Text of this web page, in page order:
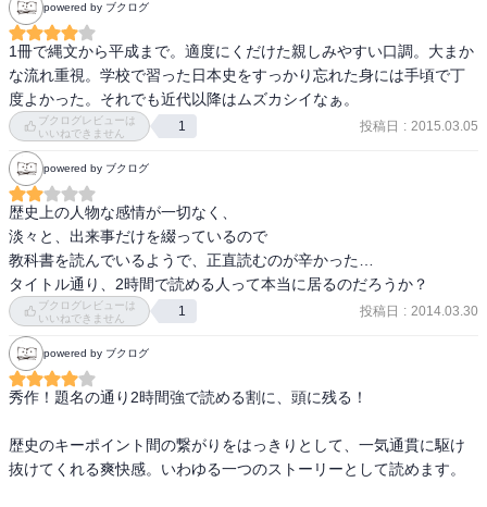
powered by ブクログ
1冊で縄文から平成まで。適度にくだけた親しみやすい口調。大まか
な流れ重視。学校で習った日本史をすっかり忘れた身には手頃で丁
度よかった。それでも近代以降はムズカシイなぁ。
ブクログレビューは
いいねできません
1 投稿日 : 2015.03.05
powered by ブクログ
歴史上の人物な感情が一切なく、
淡々と、出来事だけを綴っているので
教科書を読んでいるようで、正直読むのが辛かった…
タイトル通り、2時間で読める人って本当に居るのだろうか？
ブクログレビューは
いいねできません
1 投稿日 : 2014.03.30
powered by ブクログ
秀作！題名の通り2時間強で読める割に、頭に残る！
歴史のキーポイント間の繋がりをはっきりとして、一気通貫に駆け
抜けてくれる爽快感。いわゆる一つのストーリーとして読めます。